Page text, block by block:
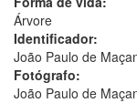
Árvore
Identificador:
João Paulo de
Fotógrafo:
João Paulo de